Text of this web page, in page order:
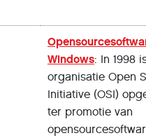
Windows: In 1998
organisatie Open
Initiative (OSI)
ter promotie van